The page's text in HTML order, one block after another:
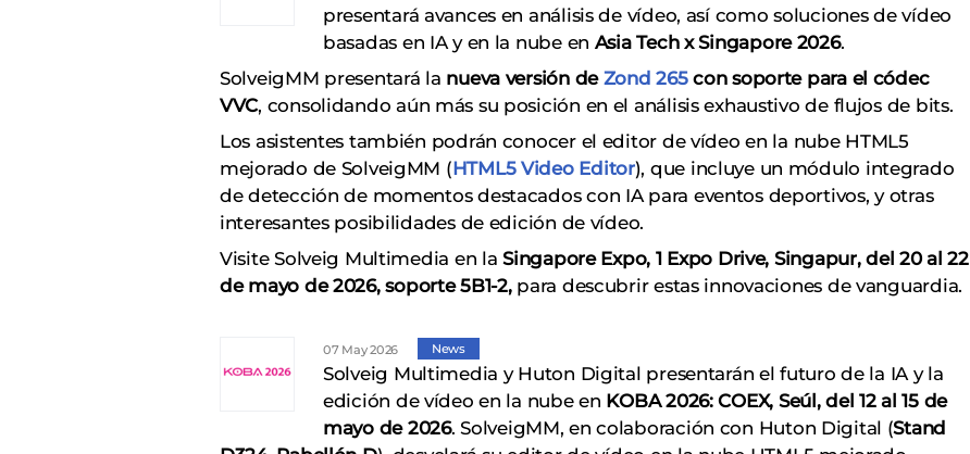
presentará avances en análisis de vídeo, así como soluciones de vídeo
basadas en IA y en la nube en Asia Tech x Singapore 2026.
SolveigMM presentará la nueva versión de Zond 265con soporte para el códec
VVC, consolidando aún más su posición en el análisis exhaustivo de flujos de bits.
Los asistentes también podrán conocer el editor de vídeo en la nube HTML5
mejorado de SolveigMM (HTML5 Video Editor), que incluye un módulo integrado
de detección de momentos destacados con IA para eventos deportivos, y otras
interesantes posibilidades de edición de vídeo.
Visite Solveig Multimedia en laSingapore Expo, 1 Expo Drive, Singapur, del 20 al 22
de mayo de 2026, soporte 5B1-2,para descubrir estas innovaciones de vanguardia.
07 May 2026 News
Solveig Multimedia y Huton Digital presentarán el futuro de la IA y la
edición de vídeo en la nube en KOBA 2026: COEX, Seúl, del 12 al 15 de
mayo de 2026. SolveigMM, en colaboración con Huton Digital (Stand